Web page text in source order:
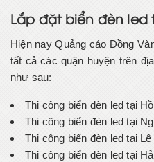
Lắp đặt biển đèn led
Hiện nay Quảng cáo Đồng
tất cả các quận huyện trên
như sau:
Thi công biển đèn led tại
Thi công biển đèn led tại
Thi công biển đèn led tại Lê
Thi công biển đèn led tại